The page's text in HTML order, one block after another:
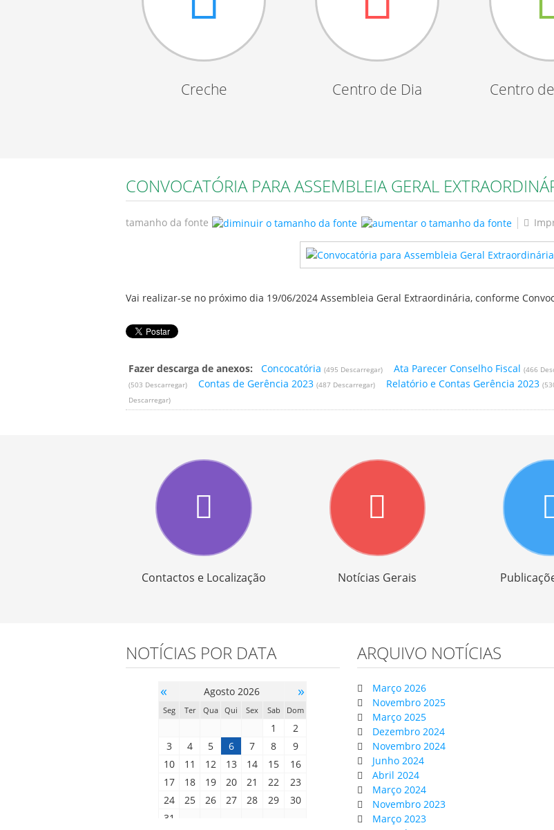
Creche Centro de Dia Centro
CONVOCATÓRIA PARA ASSEMBLEIA GERAL
tamanho da fonte
Vai realizar-se no próximo dia 19/06/2024 Assembleia Geral Extraordinária, conforme
Fazer descarga de anexos: Concocatória (495 Descarregar) Ata Parecer Conselho Fiscal (466
(503 Descarregar) Contas de Gerência 2023 (487 Descarregar) Relatório e Contas Gerência 2023
Descarregar)
Contactos e Localização Notícias Gerais
NOTÍCIAS POR DATA
« Agosto 2026 »
Seg Ter Qua Qui Sex Sab Dom
1
2
3
4 5 6 7 8
9
10
11 12 13 14 15
16
17
18 19 20 21 22
23
24
25 26 27 28 29
30
31
ARQUIVO NOTÍCIAS
Março 2026
Novembro 2025
Março 2025
Dezembro 2024
Novembro 2024
Junho 2024
Abril 2024
Março 2024
Novembro 2023
Março 2023